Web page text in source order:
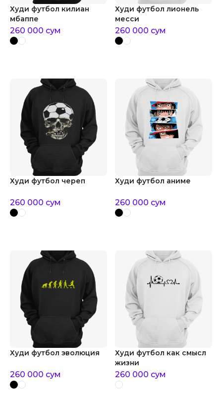
Худи футбол килиан
мбаппе
260 000 сум
Худи футбол лионель
месси
260 000 сум
Худи футбол череп
260 000 сум
Худи футбол аниме
260 000 сум
Худи футбол эволюция
260 000 сум
Худи футбол как смысл
жизни
260 000 сум